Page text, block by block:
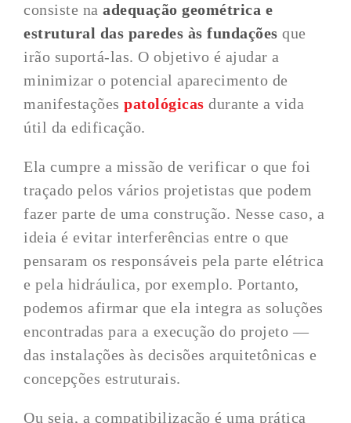
consiste naadequação geométrica e
estrutural das paredes às fundaçõesque
irão suportá-las. O objetivo é ajudar a
minimizar o potencial aparecimento de
manifestaçõespatológicas durante a vida
útil da edificação.
Ela cumpre a missão de verificar o que foi
traçado pelos vários projetistas que podem
fazer parte de uma construção. Nesse caso, a
ideia é evitar interferências entre o que
pensaram os responsáveis pela parte elétrica
e pela hidráulica, por exemplo. Portanto,
podemos afirmar que ela integra as soluções
encontradas para a execução do projeto —
das instalações às decisões arquitetônicas e
concepções estruturais.
Ou seja, a compatibilização é uma prática